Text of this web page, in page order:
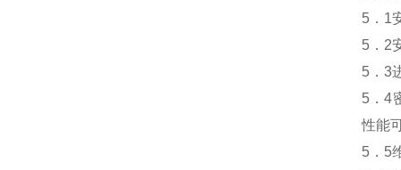
5．1
5．2
5．3
5．4
性能
5．5